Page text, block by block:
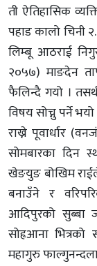
ती ऐतिहासिक
पहाड कालो चिनी
लिम्बू आठराई
२०५७) माङदेन
फैलिन्दै गयो ।
विषय सोच्नु पर्ने
राख्ने पूवार्धार
सोमबारका दिन
खेङयुङ बोखिम
बनाउँने र
आदिपुरको सुब्बा
सोह्रआना
महागुरु